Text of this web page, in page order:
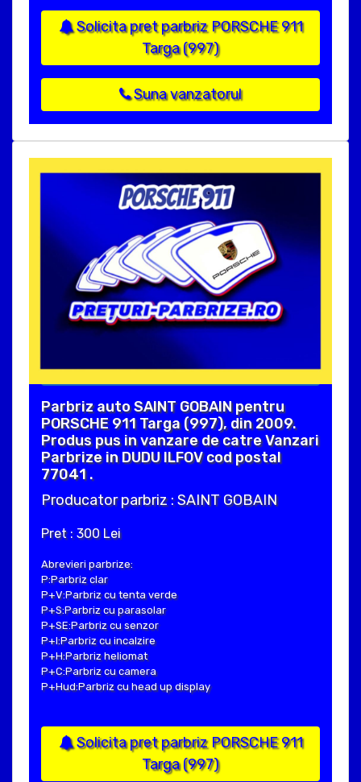
Solicita pret parbriz PORSCHE 911
Targa (997)
Suna vanzatorul
Parbriz auto SAINT GOBAIN pentru
PORSCHE 911 Targa (997), din 2009.
Produs pus in vanzare de catre Vanzari
Parbrize in DUDU ILFOV cod postal
77041 .
Producator parbriz : SAINT GOBAIN
Pret : 300 Lei
Abrevieri parbrize:
P:Parbriz clar
P+V:Parbriz cu tenta verde
P+S:Parbriz cu parasolar
P+SE:Parbriz cu senzor
P+I:Parbriz cu incalzire
P+H:Parbriz heliomat
P+C:Parbriz cu camera
P+Hud:Parbriz cu head up display
Solicita pret parbriz PORSCHE 911
Targa (997)